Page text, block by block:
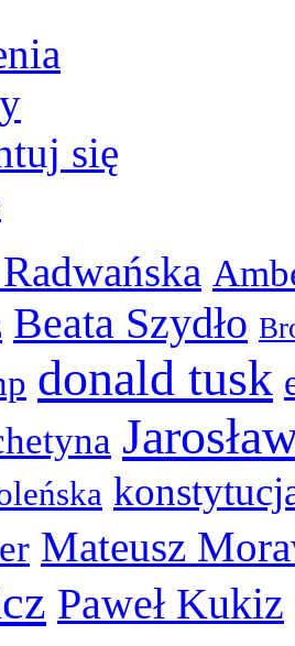
się
Beata Szydło
donald tusk
Mateusz
Paweł Kukiz